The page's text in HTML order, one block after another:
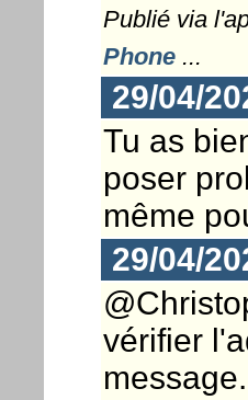
Publié via
Phone...
29/04/
Tu as
poser
même
29/04/
vérifier